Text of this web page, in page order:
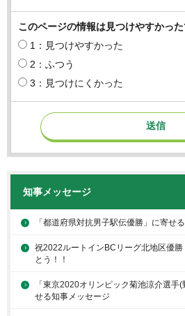
このページの情報は見つけやすかった
1：見つけやすかった
2：ふつう
3：見つけにくかった
知事メッセージ
「都道府県対抗男子駅伝優勝」に寄せ
祝2022ルートインBCリーグ北地区優
とう！！
「東京2020オリンピック菊池涼介選
せる知事メッセージ